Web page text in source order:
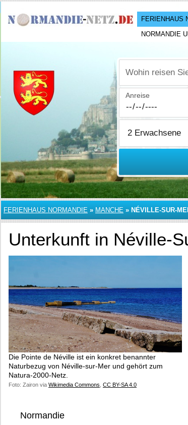
FERIENHAUS
NORMANDIE
Wohin reisen Sie?
Anreise
FERIENHAUS NORMANDIE » MANCHE » NÉVILLE-SUR-
Unterkunft in Néville-
Die Pointe de Néville ist ein konkret benannter
Naturbezug von Néville-sur-Mer und gehört zum
Natura-2000-Netz.
Foto: Zairon via Wikimedia Commons CC BY-SA 4.0
Normandie